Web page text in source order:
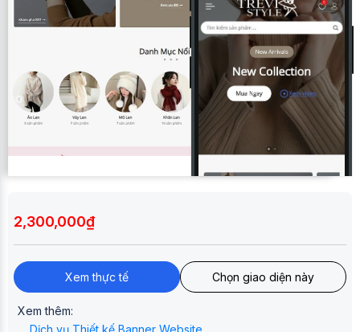
2,300,000₫
Xem thực tế Chọn giao diện này
Xem thêm:
Dịch vụ Thiết kế Banner Website